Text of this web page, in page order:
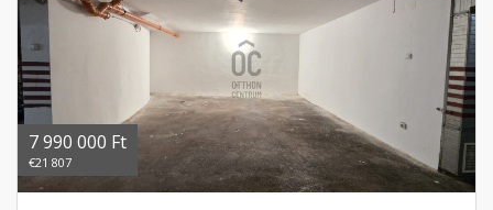
7 990 000 Ft
€21 807